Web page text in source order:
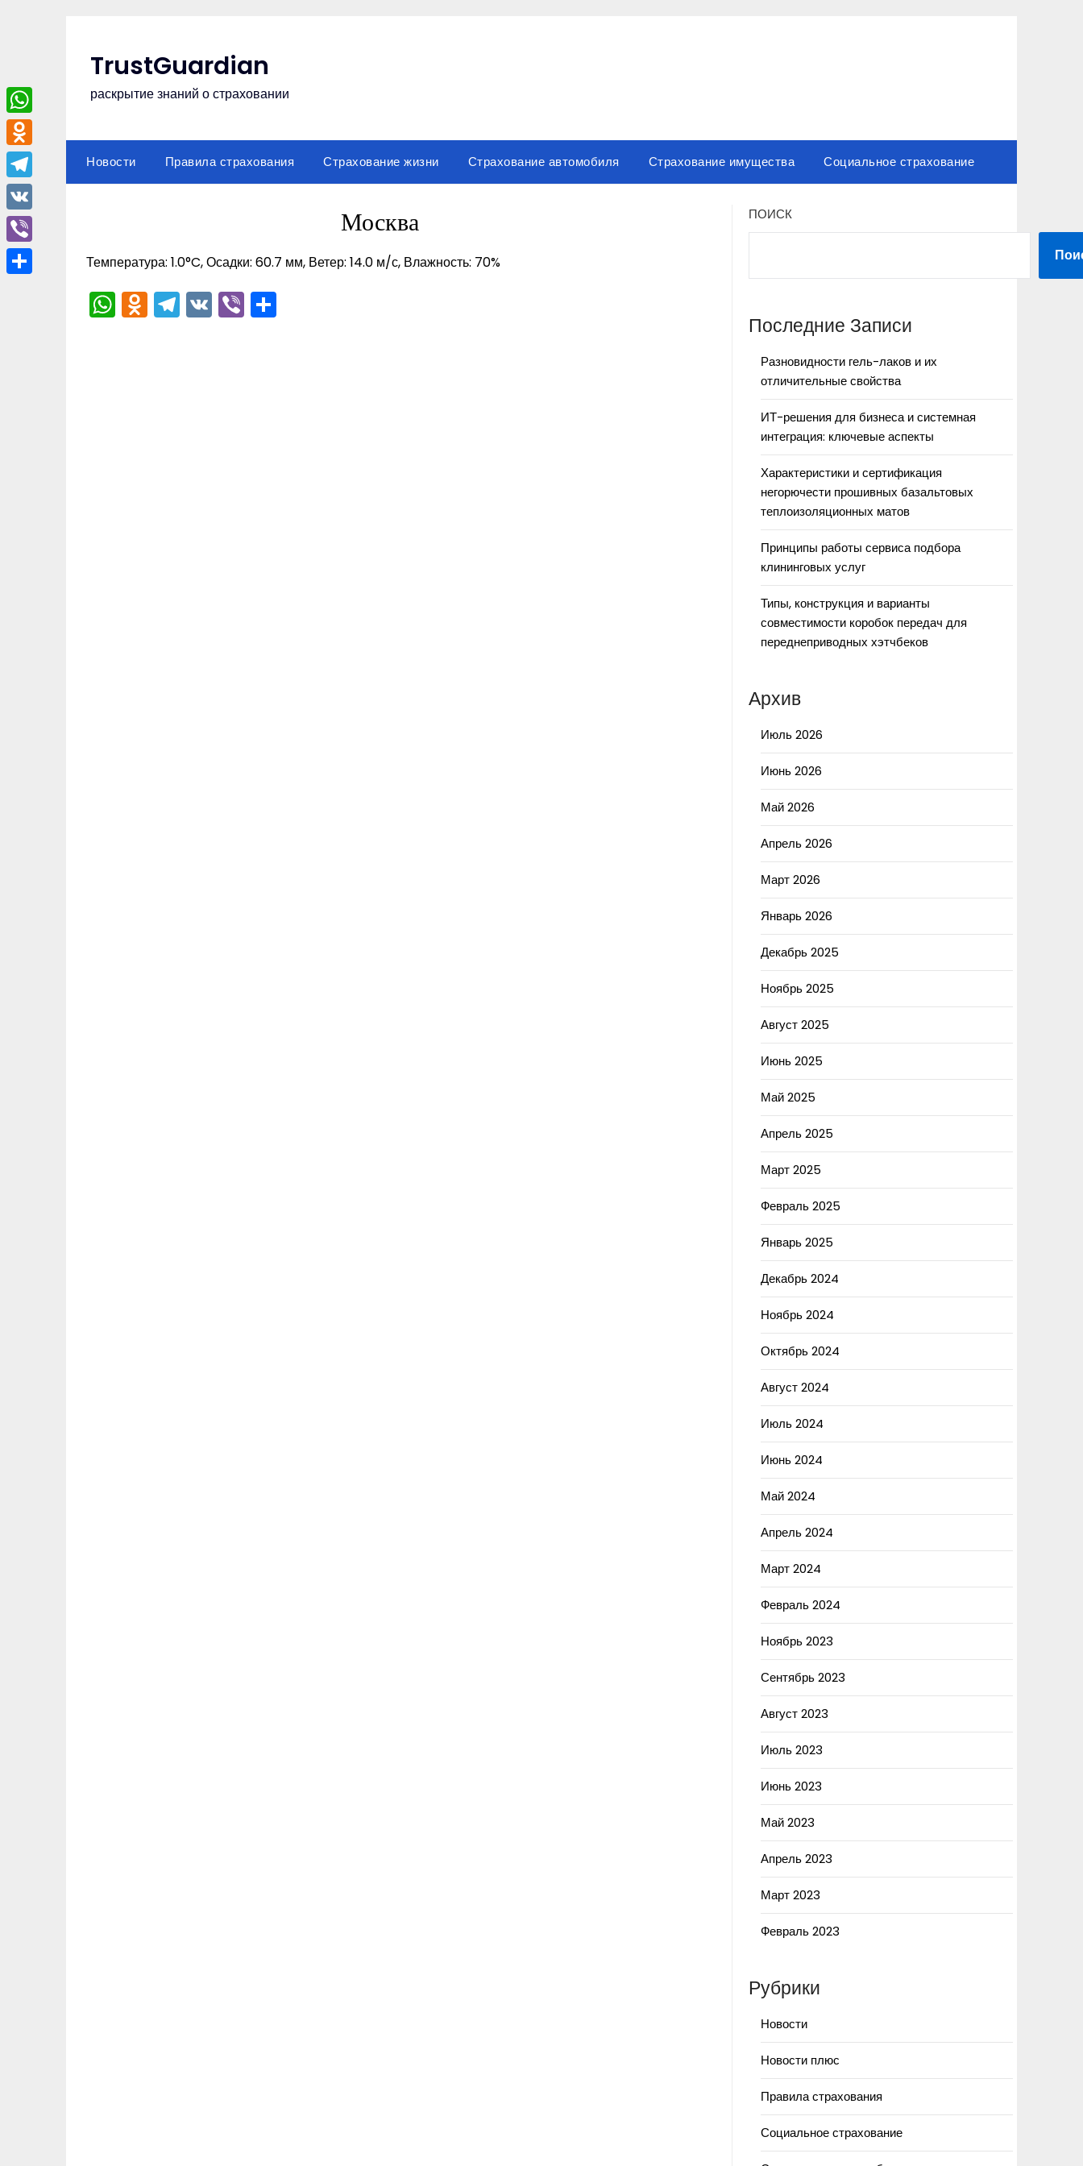
TrustGuardian
раскрытие знаний о страховании
Новости Правила страхования Страхование жизни Страхование автомобиля Страхование имущества Социальное страхование
Москва
Температура: 1.0°C, Осадки: 60.7 мм, Ветер: 14.0 м/с, Влажность: 70%
WhatsApp
Odnoklassniki
Telegram
VKViber
ПОИСК
Последние Записи
Разновидности гель-лаков и их
отличительные свойства
ИТ-решения для бизнеса и системная
интеграция: ключевые аспекты
Характеристики и сертификация
негорючести прошивных базальтовых
теплоизоляционных матов
Принципы работы сервиса подбора
клининговых услуг
Типы, конструкция и варианты
совместимости коробок передач для
переднеприводных хэтчбеков
Архив
Июль 2026
Июнь 2026
Май 2026
Апрель 2026
Март 2026
Январь 2026
Декабрь 2025
Ноябрь 2025
Август 2025
Июнь 2025
Май 2025
Апрель 2025
Март 2025
Февраль 2025
Январь 2025
Декабрь 2024
Ноябрь 2024
Октябрь 2024
Август 2024
Июль 2024
Июнь 2024
Май 2024
Апрель 2024
Март 2024
Февраль 2024
Ноябрь 2023
Сентябрь 2023
Август 2023
Июль 2023
Июнь 2023
Май 2023
Апрель 2023
Март 2023
Февраль 2023
Рубрики
Новости
Новости плюс
Правила страхования
Социальное страхование
WhatsApp
Odnoklassniki
Telegram
VK
Viber